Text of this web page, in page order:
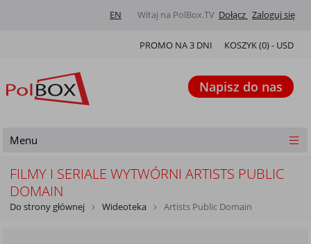
Witaj na PolBox.TV Dołącz Zaloguj się
EN
KOSZYK (0) - USD
PROMO NA 3 DNI
Napisz do nas
Menu
FILMY I SERIALE WYTWÓRNI ARTISTS PUBLIC
DOMAIN
Do strony głównej Wideoteka Artists Public Domain